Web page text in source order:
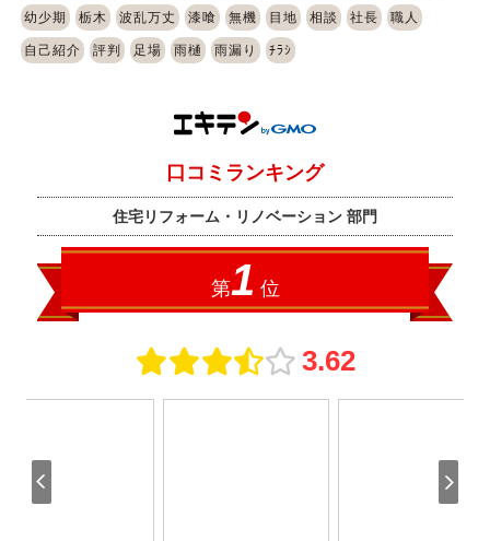
幼少期 栃木 波乱万丈 漆喰 無機 目地 相談 社長 職人
自己紹介 評判 足場 雨樋 雨漏り ﾁﾗｼ